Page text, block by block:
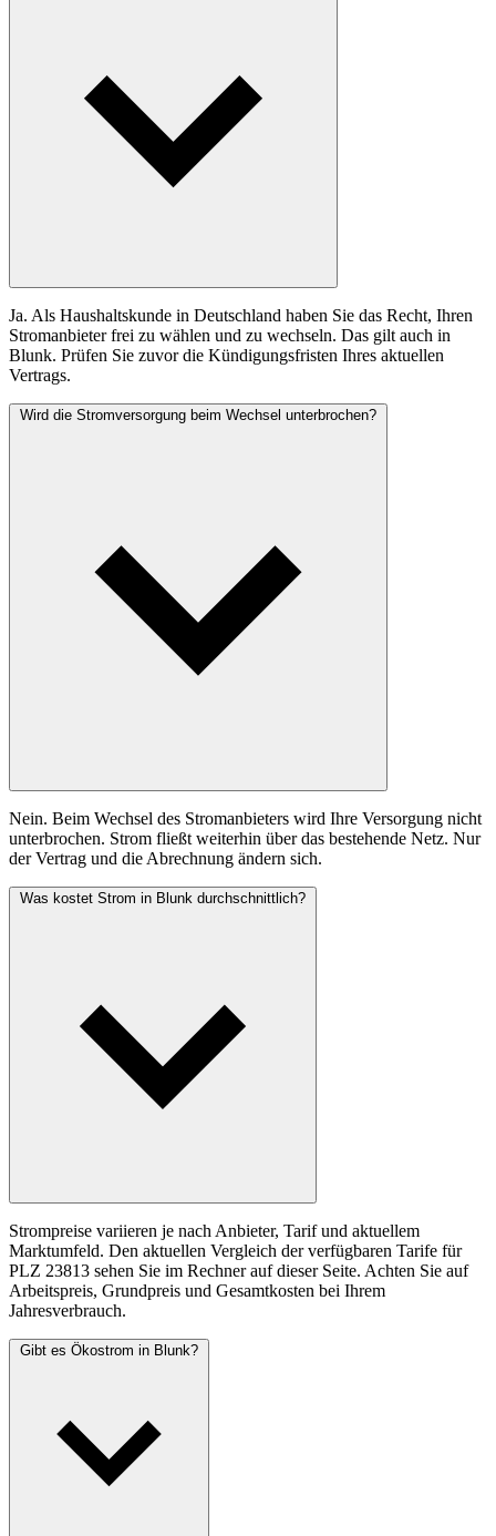
Ja. Als Haushaltskunde in Deutschland haben Sie das Recht, Ihren
Stromanbieter frei zu wählen und zu wechseln. Das gilt auch in
Blunk. Prüfen Sie zuvor die Kündigungsfristen Ihres aktuellen
Vertrags.
Wird die Stromversorgung beim Wechsel unterbrochen?
Nein. Beim Wechsel des Stromanbieters wird Ihre Versorgung nicht
unterbrochen. Strom fließt weiterhin über das bestehende Netz. Nur
der Vertrag und die Abrechnung ändern sich.
Was kostet Strom in Blunk durchschnittlich?
Strompreise variieren je nach Anbieter, Tarif und aktuellem
Marktumfeld. Den aktuellen Vergleich der verfügbaren Tarife für
PLZ 23813 sehen Sie im Rechner auf dieser Seite. Achten Sie auf
Arbeitspreis, Grundpreis und Gesamtkosten bei Ihrem
Jahresverbrauch.
Gibt es Ökostrom in Blunk?